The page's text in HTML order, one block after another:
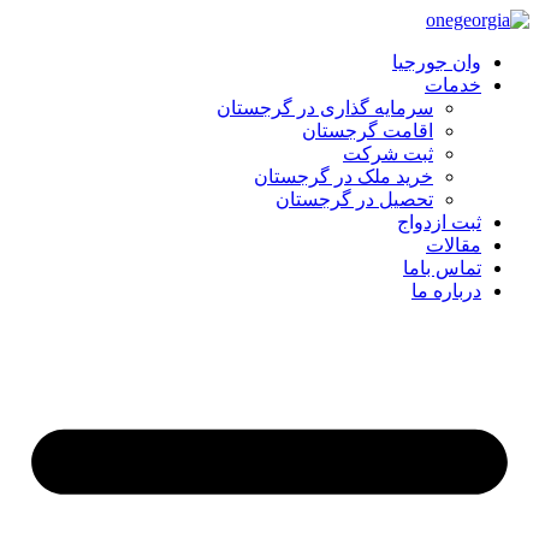
وان جورجیا
خدمات
سرمایه گذاری در گرجستان
اقامت گرجستان
ثبت شرکت
خرید ملک در گرجستان
تحصیل در گرجستان
ثبت ازدواج
مقالات
تماس باما
درباره ما